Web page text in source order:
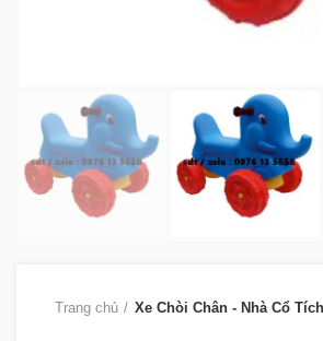
Trang chủ Xe Chòi Chân - Nhà Cổ Tích